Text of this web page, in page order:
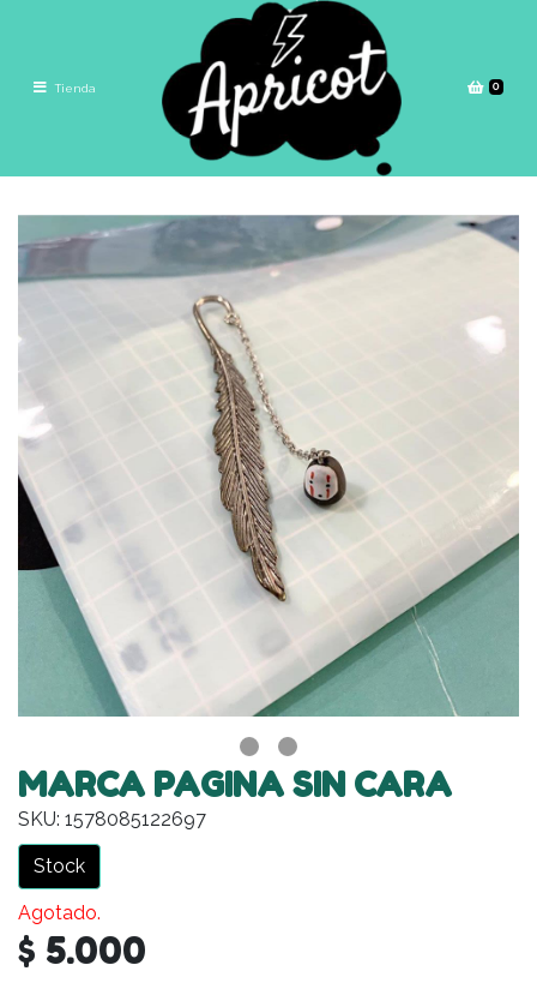
Tienda 0
MARCA PAGINA SIN CARA
SKU: 1578085122697
Stock
Agotado.
$ 5.000